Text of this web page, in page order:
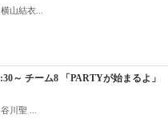
山結衣...
～ チーム8 「PARTYが始まるよ」
川聖 ...